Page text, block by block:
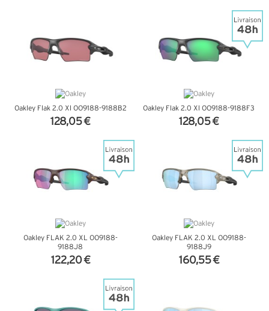
Oakley Flak 2.0 Xl OO9188-9188B2
128,05 €
Oakley Flak 2.0 Xl OO9188-9188F3
128,05 €
Oakley FLAK 2.0 XL OO9188-
9188J8
122,20 €
Oakley FLAK 2.0 XL OO9188-
9188J9
160,55 €